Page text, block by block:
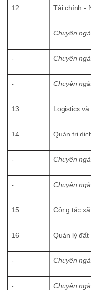
12 Tài chính -
- Chuyên
- Chuyên
- Chuyên
13 Logistics
14 Quản trị
- Chuyên
- Chuyên
15 Công tác
16 Quản lý đất
- Chuyên
- Chuyên